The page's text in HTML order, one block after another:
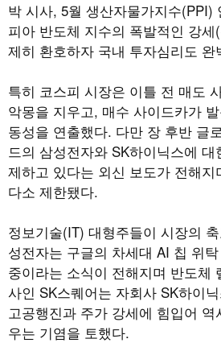
박 시사, 5월 생산자물가지수(PPI)
피아 반도체 지수의 폭발적인 강세
제히 환호하자 국내 투자심리도 완
특히 코스피 시장은 이틀 전 매도
악몽을 지우고, 매수 사이드카가
동성을 연출했다. 다만 장 후반 글
드의 삼성전자와 SK하이닉스에
제하고 있다는 외신 보도가 전해
다소 제한됐다.
정보기술(IT) 대형주들이 시장의
성전자는 구글의 차세대 AI 칩 위
중이라는 소식이 전해지며 반도체
사인 SK스퀘어는 자회사 SK하이
고공행진과 주가 강세에 힘입어
우는 기염을 토했다.